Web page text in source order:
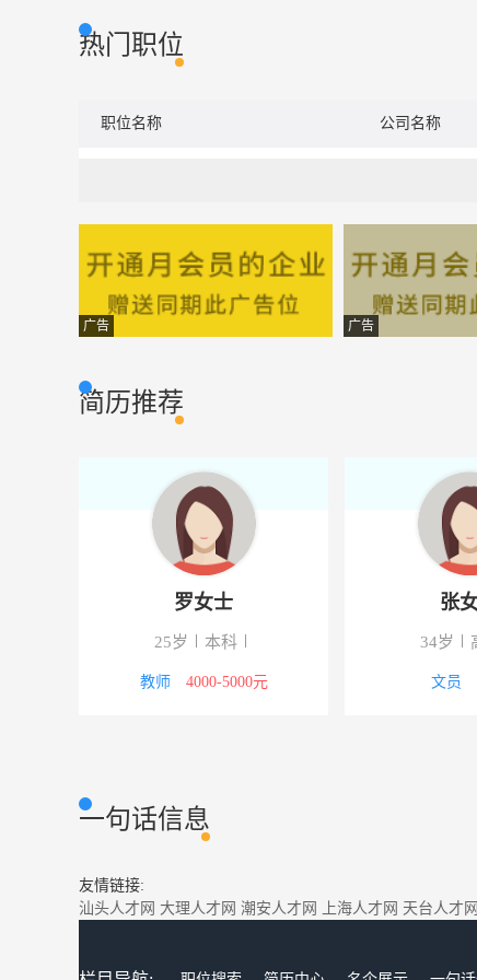
热门职位
职位名称 公司名称
广告 广告
简历推荐
罗女士
25岁 本科
教师 4000-5000元
张
34岁
文员
一句话信息
友情链接:
汕头人才网 大理人才网 潮安人才网 上海人才网 天台人才网